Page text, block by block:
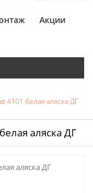
Акции
4101 белая аляска ДГ
аляска ДГ